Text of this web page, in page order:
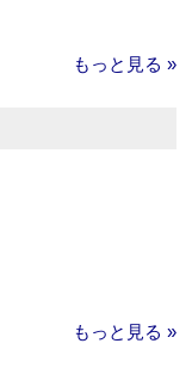
もっと見る »
もっと見る »